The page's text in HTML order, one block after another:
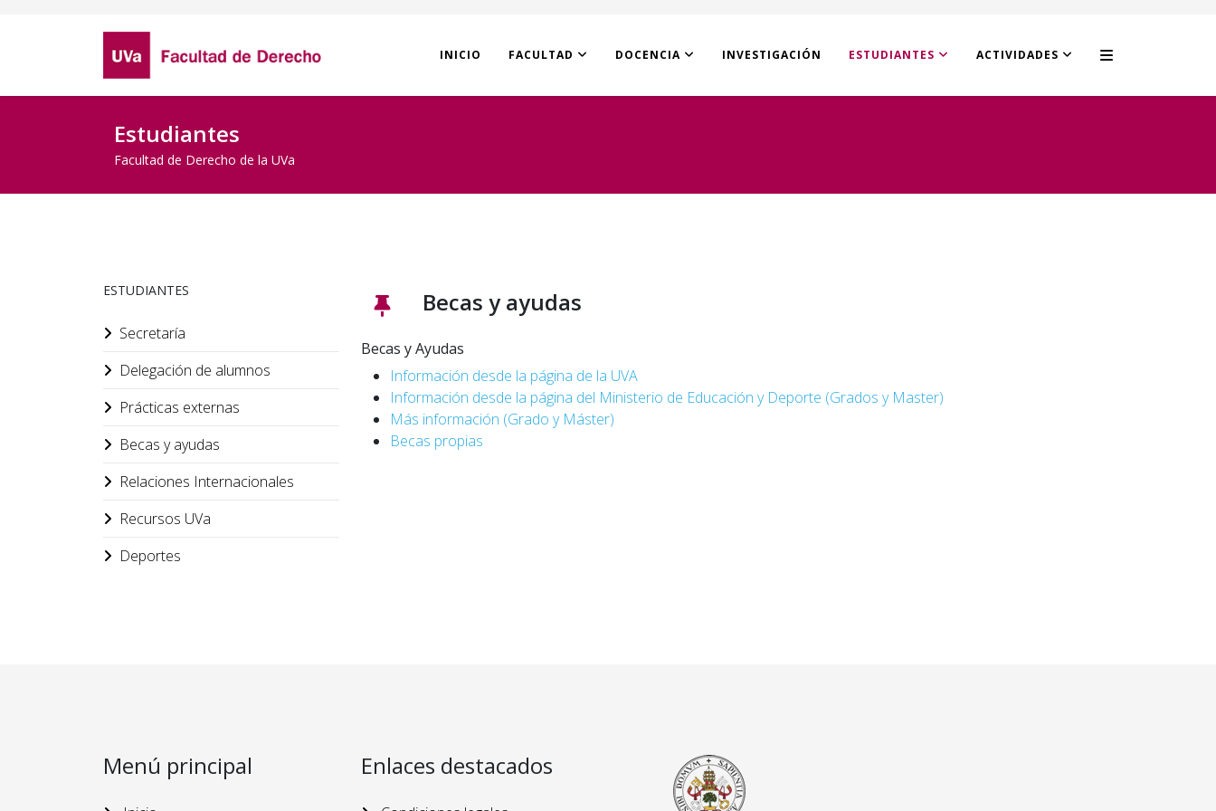
INICIO FACULTAD DOCENCIA INVESTIGACIÓN ESTUDIANTES ACTIVIDADES
Estudiantes
Facultad de Derecho de la UVa
ESTUDIANTES
Secretaría
Delegación de alumnos
Prácticas externas
Becas y ayudas
Relaciones Internacionales
Recursos UVa
Deportes
Becas y ayudas
Becas y Ayudas
Información desde la página de la UVA
Información desde la página del Ministerio de Educación y Deporte (Grados y Master)
Más información (Grado y Máster)
Becas propias
Menú principal Enlaces destacados